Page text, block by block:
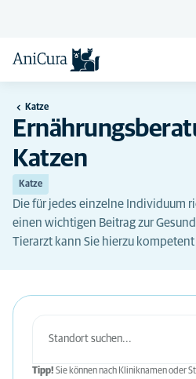
Katze
Katzen
Katze
Die für jedes einzelne Individuum
einen wichtigen Beitrag zur
Tierarzt kann Sie hierzu
Tipp! Sie können nach Kliniknamen oder